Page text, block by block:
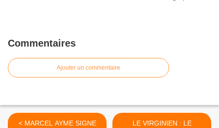
Commentaires
Ajouter un commentaire
< MARCEL AYME SIGNE
LE VIRGINIEN : LE